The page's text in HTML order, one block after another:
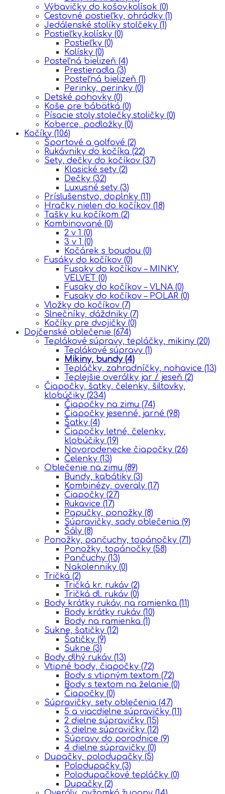
Výbavičky do košov,kolísok (0)
Cestovné postieľky, ohrádky (1)
Jedálenské stolíky stolčeky (1)
Postieľky,kolísky (0)
Postieľky (0)
Kolísky (0)
Posteľná bielizeň (4)
Prestieradla (3)
Posteľná bielizeň (1)
Perinky, perinky (0)
Detské pohovky (0)
Koše pre bábätká (0)
Písacie stoly,stolečky,stoličky (0)
Koberce, podložky (0)
Kočíky (106)
Športové a golfové (2)
Rukávniky do kočíka (22)
Sety, dečky do kočíkov (37)
Klasické sety (2)
Dečky (32)
Luxusné sety (3)
Príslušenstvo, doplnky (11)
Hračky nielen do kočíkov (18)
Tašky ku kočíkom (2)
Kombinované (0)
2 v 1 (0)
3 v 1 (0)
Kočárek s boudou (0)
Fusáky do kočíkov (0)
Fusaky do kočíkov – MINKY,
VELVET (0)
Fusaky do kočíkov – VLNA (0)
Fusaky do kočíkov – POLAR (0)
Vložky do kočíkov (7)
Slnečníky, dáždniky (7)
Kočíky pre dvojičky (0)
Dojčenské oblečenie (674)
Teplákové súpravy, tepláčky, mikiny (20)
Teplákové súpravy (1)
Mikiny, bundy (4)
Tepláčky, zahradníčky, nohavice (13)
Teplejšie overálky jar / jeseň (2)
Čiapočky, šatky, čelenky, šiltovky,
klobúčiky (234)
Čiapočky na zimu (74)
Čiapočky jesenné, jarné (98)
Šatky (4)
Čiapočky letné, čelenky,
klobúčiky (19)
Novorodenecke čiapočky (26)
Čelenky (13)
Oblečenie na zimu (89)
Bundy, kabátiky (3)
Kombinézy, overaly (17)
Čiapočky (27)
Rukavice (17)
Papučky, ponožky (8)
Súpravičky, sady oblečenia (9)
Šály (8)
Ponožky, pančuchy, topánočky (71)
Ponožky, topánočky (58)
Pančuchy (13)
Nakolenniky (0)
Tričká (2)
Tričká kr. rukáv (2)
Tričká dl. rukáv (0)
Body krátky rukáv, na ramienka (11)
Body krátky rukáv (10)
Body na ramienka (1)
Sukne, šatičky (12)
Šatičky (9)
Sukne (3)
Body dlhý rukáv (13)
Vtipné body, čiapočky (72)
Body s vtipným textom (72)
Body s textom na želanie (0)
Čiapočky (0)
Súpravičky, sety oblečenia (47)
5 a viacdielne súpravičky (11)
2 dielne súpravičky (15)
3 dielne súpravičky (12)
Súpravy do porodnice (9)
4 dielne súpravičky (0)
Dupačky, polodupačky (5)
Polodupačky (3)
Polodupačkové tepláčky (0)
Dupačky (2)